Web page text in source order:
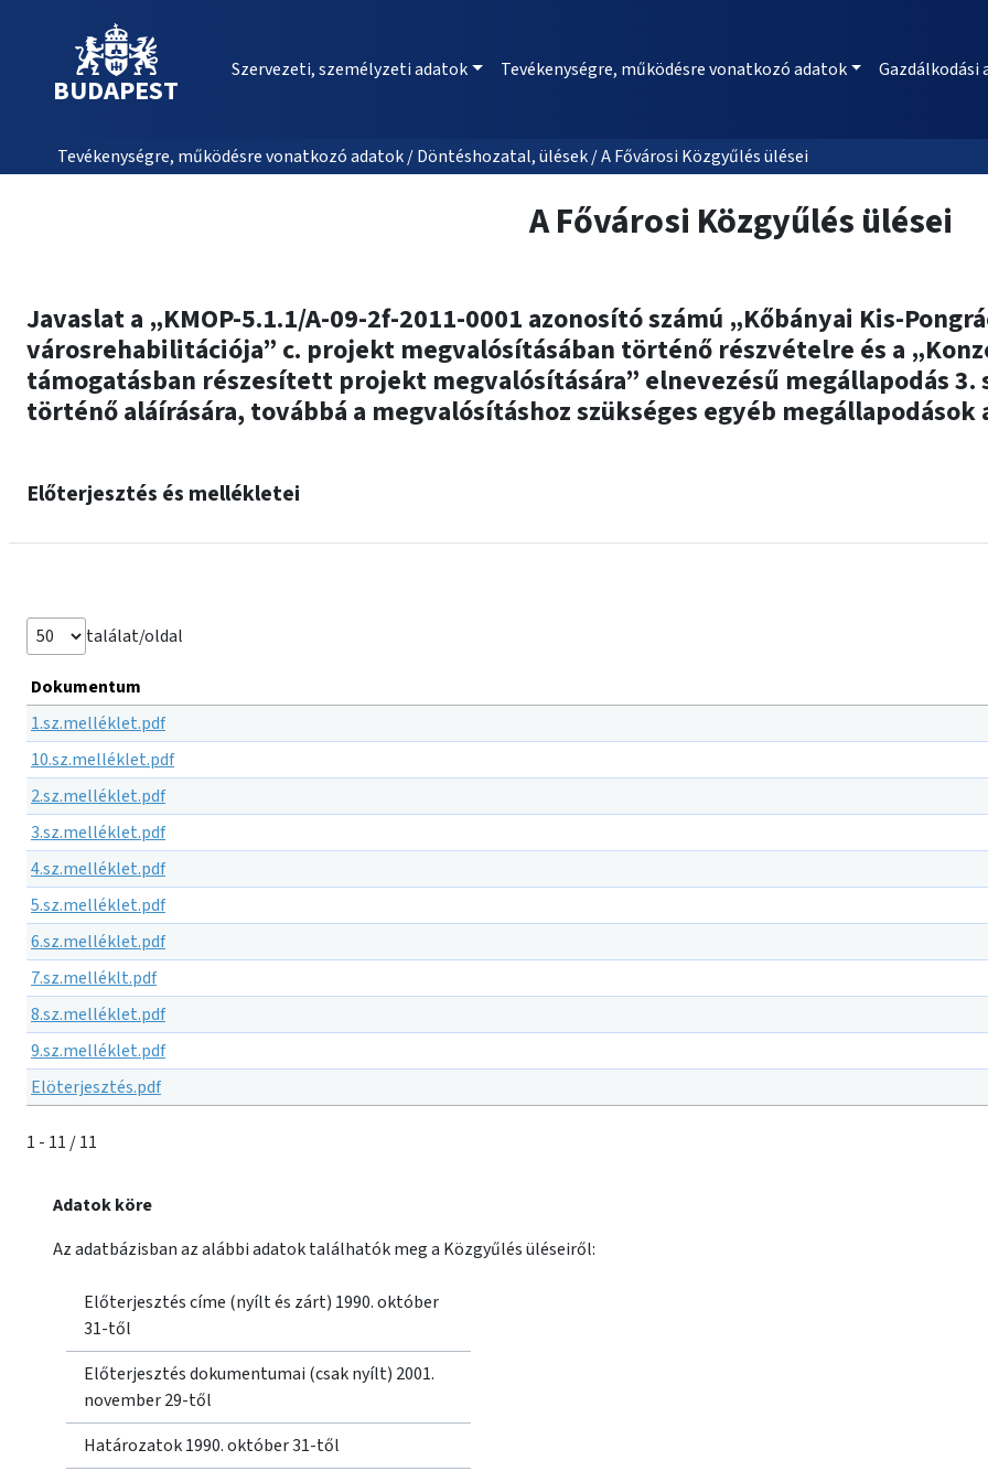
BUDAPEST
Szervezeti, személyzeti adatok Tevékenységre, működésre vonatkozó adatok Gazdálkodási
Tevékenységre, működésre vonatkozó adatok / Döntéshozatal, ülések / A Fővárosi Közgyűlés ülései
A Fővárosi Közgyűlés ülései
Javaslat a „KMOP-5.1.1/A-09-2f-2011-0001 azonosító számú „Kőbányai Kis-
városrehabilitációja” c. projekt megvalósításában történő részvételre és a
támogatásban részesített projekt megvalósítására” elnevezésű megállapodás
történő aláírására, továbbá a megvalósításhoz szükséges egyéb megállapodások
Előterjesztés és mellékletei
találat/oldal
Dokumentum
1.sz.melléklet.pdf
10.sz.melléklet.pdf
2.sz.melléklet.pdf
3.sz.melléklet.pdf
4.sz.melléklet.pdf
5.sz.melléklet.pdf
6.sz.melléklet.pdf
7.sz.melléklt.pdf
8.sz.melléklet.pdf
9.sz.melléklet.pdf
Elöterjesztés.pdf
1 - 11 / 11
Adatok köre
Az adatbázisban az alábbi adatok találhatók meg a Közgyűlés üléseiről:
Előterjesztés címe (nyílt és zárt) 1990. október
31-től
Előterjesztés dokumentumai (csak nyílt) 2001.
november 29-től
Határozatok 1990. október 31-től